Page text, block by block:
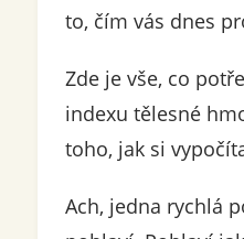
to, čím vás dnes
Zde je vše, co
indexu tělesné
toho, jak si
Ach, jedna rychlá